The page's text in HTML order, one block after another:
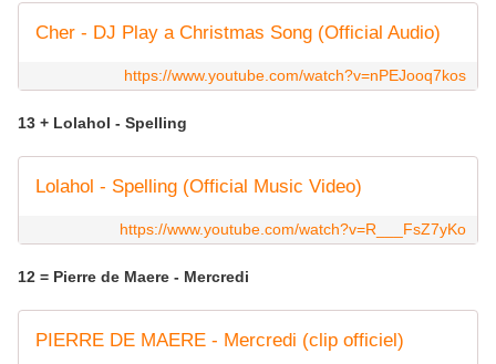
Cher - DJ Play a Christmas Song (Official Audio)
https://www.youtube.com/watch?v=nPEJooq7kos
13 + Lolahol - Spelling
Lolahol - Spelling (Official Music Video)
https://www.youtube.com/watch?v=R___FsZ7yKo
12 = Pierre de Maere - Mercredi
PIERRE DE MAERE - Mercredi (clip officiel)